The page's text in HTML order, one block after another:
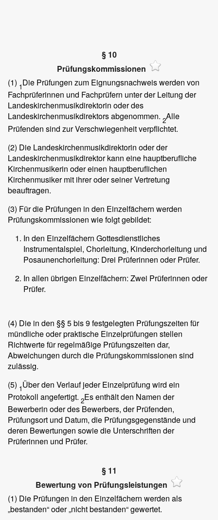
§ 10
Prüfungskommissionen
(1) 1Die Prüfungen zum Eignungsnachweis werden von
Fachprüferinnen und Fachprüfern unter der Leitung der
Landeskirchenmusikdirektorin oder des
Landeskirchenmusikdirektors abgenommen. 2Alle
Prüfenden sind zur Verschwiegenheit verpflichtet.
(2) Die Landeskirchenmusikdirektorin oder der
Landeskirchenmusikdirektor kann eine hauptberufliche
Kirchenmusikerin oder einen hauptberuflichen
Kirchenmusiker mit ihrer oder seiner Vertretung
beauftragen.
(3) Für die Prüfungen in den Einzelfächern werden
Prüfungskommissionen wie folgt gebildet:
In den Einzelfächern Gottesdienstliches
Instrumentalspiel, Chorleitung, Kinderchorleitung und
Posaunenchorleitung: Drei Prüferinnen oder Prüfer.
In allen übrigen Einzelfächern: Zwei Prüferinnen oder
Prüfer.
(4) Die in den §§ 5 bis 9 festgelegten Prüfungszeiten für
mündliche oder praktische Einzelprüfungen stellen
Richtwerte für regelmäßige Prüfungszeiten dar,
Abweichungen durch die Prüfungskommissionen sind
zulässig.
(5) 1Über den Verlauf jeder Einzelprüfung wird ein
Protokoll angefertigt. 2Es enthält den Namen der
Bewerberin oder des Bewerbers, der Prüfenden,
Prüfungsort und Datum, die Prüfungsgegenstände und
deren Bewertungen sowie die Unterschriften der
Prüferinnen und Prüfer.
§ 11
Bewertung von Prüfungsleistungen
(1) Die Prüfungen in den Einzelfächern werden als
„bestanden“ oder „nicht bestanden“ gewertet.